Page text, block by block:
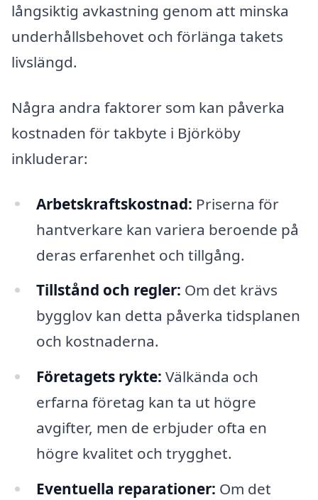
långsiktig avkastning genom att minska
underhållsbehovet och förlänga takets
livslängd.
Några andra faktorer som kan påverka
kostnaden för takbyte i Björköby
inkluderar:
Arbetskraftskostnad: Priserna för
hantverkare kan variera beroende på
deras erfarenhet och tillgång.
Tillstånd och regler: Om det krävs
bygglov kan detta påverka tidsplanen
och kostnaderna.
Företagets rykte: Välkända och
erfarna företag kan ta ut högre
avgifter, men de erbjuder ofta en
högre kvalitet och trygghet.
Eventuella reparationer: Om det